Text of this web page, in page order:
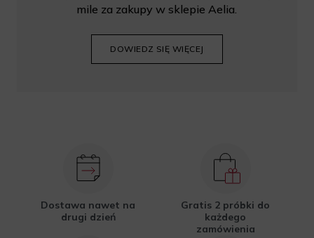
mile za zakupy w sklepie Aelia.
DOWIEDZ SIĘ WIĘCEJ
Dostawa nawet na
drugi dzień
Gratis 2 próbki do
każdego
zamówienia